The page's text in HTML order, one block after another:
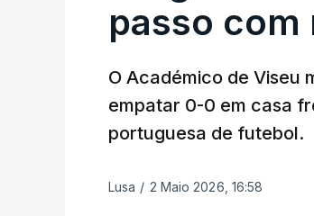
passo com
O Académico de Viseu
empatar 0-0 em casa
portuguesa de futebol.
Lusa / 2 Maio 2026, 16:58